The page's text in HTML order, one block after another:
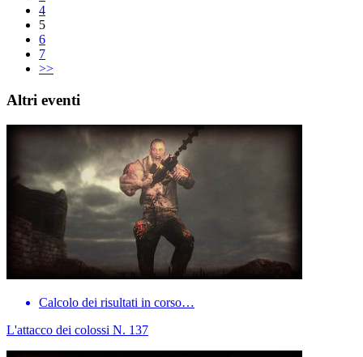
4
5
6
7
>>
Altri eventi
Calcolo dei risultati in corso…
L'attacco dei colossi N. 137